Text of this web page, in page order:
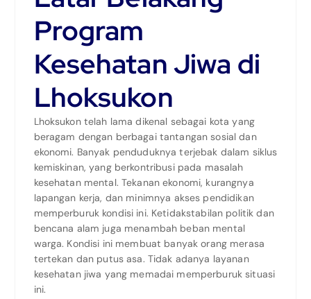
Program
Kesehatan Jiwa di
Lhoksukon
Lhoksukon telah lama dikenal sebagai kota yang
beragam dengan berbagai tantangan sosial dan
ekonomi. Banyak penduduknya terjebak dalam siklus
kemiskinan, yang berkontribusi pada masalah
kesehatan mental. Tekanan ekonomi, kurangnya
lapangan kerja, dan minimnya akses pendidikan
memperburuk kondisi ini. Ketidakstabilan politik dan
bencana alam juga menambah beban mental
warga. Kondisi ini membuat banyak orang merasa
tertekan dan putus asa. Tidak adanya layanan
kesehatan jiwa yang memadai memperburuk situasi
ini.